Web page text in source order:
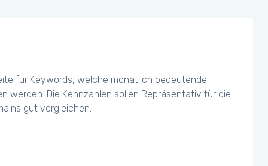
für Keywords, welche monatlich bedeutende
werden. Die Kennzahlen sollen Repräsentativ für die
gut vergleichen.